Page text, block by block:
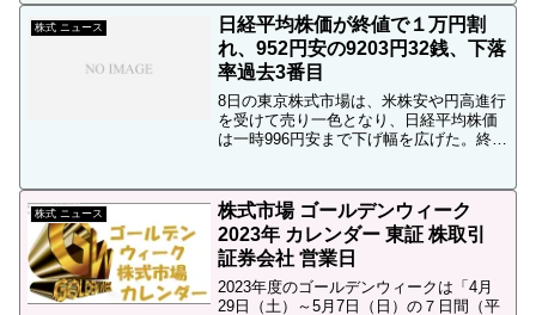
確定後 いつ売れる？権利付き最終日の翌
営業日は「権利落ち日」と...
株式 ニュース
日経平均株価が終値で１万円割
れ、952円安の9203円32銭、下落
率過去3番目
8日の東京株式市場は、米株安や円高進行
を受けて売り一色となり、日経平均株価
は一時996円安まで下げ幅を広げた。終値
準となった。下げ率は過去3番目。欧米
の...
株式 ニュース
株式市場 ゴールデンウィーク
2023年 カレンダー 東証 株取引
証券会社 営業日
2023年度のゴールデンウィークは「4月
29日（土）～5月7日（日）の７日間（平